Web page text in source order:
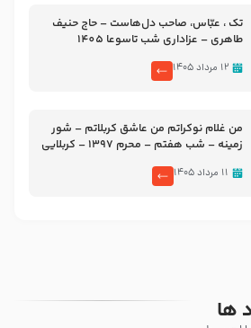
تک ، عبّاس، صاحب دل‌هاست – حاج حنیف
طاهری – عزاداری شب تاسوعا 1405
۱۲ مرداد ۱۴۰۵
من غلام نوکراتم من عاشق کربلاتم – شور
زمینه – شب هفتم – محرم 1397 – کربلایی
۱۱ مرداد ۱۴۰۵
ها